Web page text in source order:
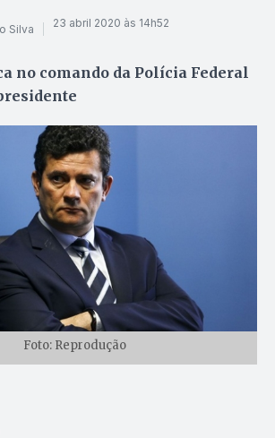
Silva 23 abril 2020 às 14h52
no comando da Polícia Federal
Foto: Reprodução